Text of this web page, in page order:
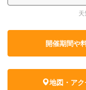
開催期間や
地図・ア